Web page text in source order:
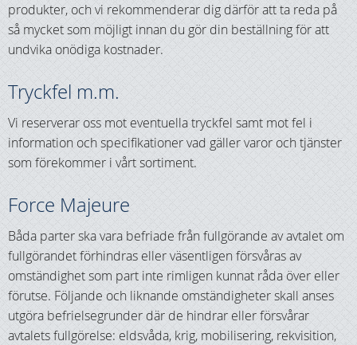
produkter, och vi rekommenderar dig därför att ta reda på
så mycket som möjligt innan du gör din beställning för att
undvika onödiga kostnader.
Tryckfel m.m.
Vi reserverar oss mot eventuella tryckfel samt mot fel i
information och specifikationer vad gäller varor och tjänster
som förekommer i vårt sortiment.
Force Majeure
Båda parter ska vara befriade från fullgörande av avtalet om
fullgörandet förhindras eller väsentligen försvåras av
omständighet som part inte rimligen kunnat råda över eller
förutse. Följande och liknande omständigheter skall anses
utgöra befrielsegrunder där de hindrar eller försvårar
avtalets fullgörelse: eldsvåda, krig, mobilisering, rekvisition,